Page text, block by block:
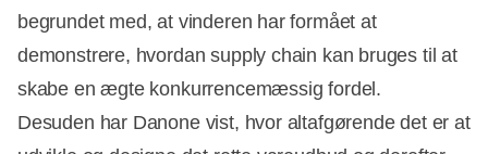
begrundet med, at vinderen har formået at
demonstrere, hvordan supply chain kan bruges til at
skabe en ægte konkurrencemæssig fordel.
Desuden har Danone vist, hvor altafgørende det er at